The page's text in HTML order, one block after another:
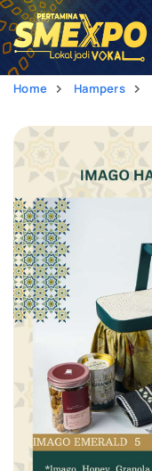
Home Hampers